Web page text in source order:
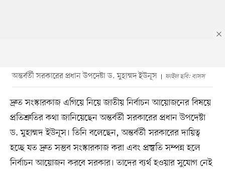
অন্তর্বর্তী সরকারের প্রধান উপদেষ্টা ড. মুহাম্মদ ইউনূস ফাইল ছবি: বাসস
দ্রুত সংস্কারকাজ এগিয়ে নিয়ে জাতীয় নির্বাচন আয়োজনের বিষয়ে
প্রতিশ্রুতির কথা জানিয়েছেন অন্তর্বর্তী সরকারের প্রধান উপদেষ্টা
ড. মুহাম্মদ ইউনূস। তিনি বলেছেন, অন্তর্বর্তী সরকারের দায়িত্ব
হচ্ছে যত দ্রুত সম্ভব সংস্কারকাজ করা এবং প্রস্তুতি সম্পন্ন হলে
নির্বাচন আয়োজন করবে সরকার। তাদের ব্যর্থ হওয়ার সুযোগ নেই